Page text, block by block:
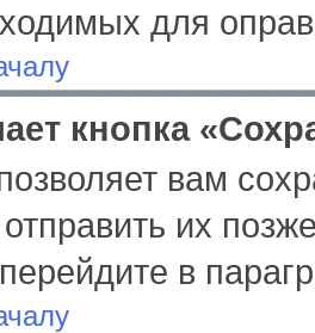
для
кнопка
вам
их
в